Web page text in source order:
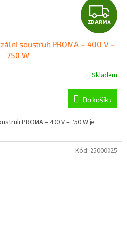
Z
D
A
R
M
A
ZDARMA
soustruh PROMA – 400 V –
750 W
Skladem
Do košíku
PROMA – 400 V – 750 W je
Kód: 25000025